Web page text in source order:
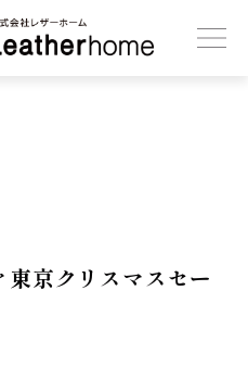
ザーホーム
京クリスマスセー